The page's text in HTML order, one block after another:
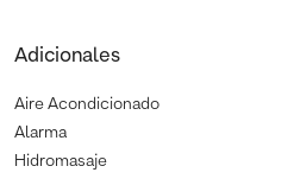
Adicionales
Aire Acondicionado
Alarma
Hidromasaje